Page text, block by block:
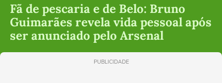
Fã de pescaria e de Belo: Bruno
Guimarães revela vida pessoal após
ser anunciado pelo Arsenal
PUBLICIDADE